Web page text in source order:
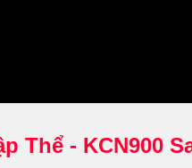
Thể - KCN900